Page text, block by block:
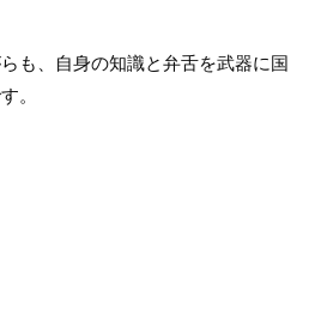
も、自身の知識と弁舌を武器に国
。